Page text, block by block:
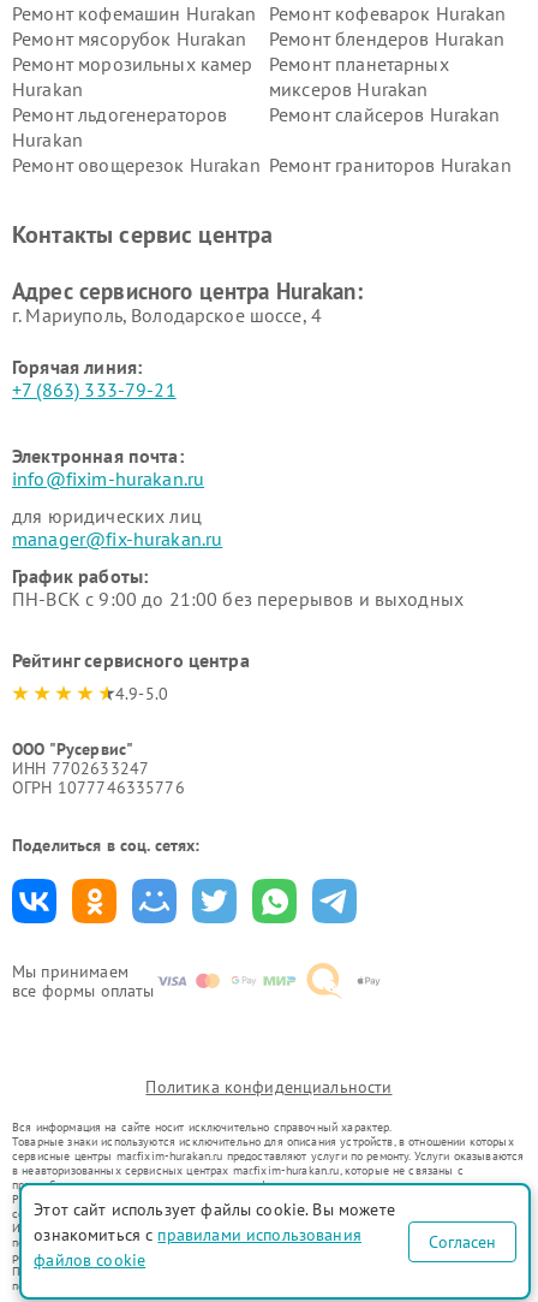
Мы принимаем
все формы оплаты
Ремонт кофемашин Hurakan
Ремонт кофеварок Hurakan
Ремонт мясорубок Hurakan
Ремонт блендеров Hurakan
Ремонт морозильных камер
Hurakan
Ремонт планетарных
миксеров Hurakan
Ремонт льдогенераторов
Hurakan
Ремонт слайсеров Hurakan
Ремонт овощерезок Hurakan Ремонт граниторов Hurakan
Hurakan
Контакты сервис центра
Адрес сервисного центра Hurakan:
г. Мариуполь, Володарское шоссе, 4
Горячая линия:
+7 (863) 333-79-21
Электронная почта:
info@fixim-hurakan.ru
для юридических лиц
manager@fix-hurakan.ru
График работы:
ПН-ВСК с 9:00 до 21:00 без перерывов и выходных
Рейтинг сервисного центра
4.9-5.0
ООО "Русервис"
ИНН 7702633247
ОГРН 1077746335776
Поделиться в соц. сетях:
Политика конфиденциальности
Вся информация на сайте носит исключительно справочный характер.
Товарные знаки используются исключительно для описания устройств, в отношении которых
сервисные центры mar.fixim-hurakan.ru предоставляют услуги по ремонту. Услуги оказываются
в неавторизованных сервисных центрах mar.fixim-hurakan.ru, которые не связаны с
правообладателями товарных знаков или их официальными представителями.
Ремонт осуществляется для устройств, уже введенных в гражданский оборот в соответствии
со статьей 1487 ГК РФ.
Использование товарных знаков не преследует цели индивидуализации услуг или введения
потребителей в заблуждение, а служит для информирования о предоставляемых услугах по
ремонту техники указанных брендов.
Представленная на сайте информация не является публичной офертой, определяемой
положениями Статьи 437(2) Гражданского кодекса РФ
Этот сайт использует файлы cookie. Вы можете
ознакомиться с правилами использования
файлов cookie
Согласен